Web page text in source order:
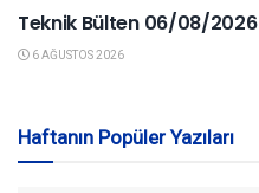
Teknik Bülten 06/08/2026
6 AĞUSTOS 2026
Haftanın Popüler Yazıları